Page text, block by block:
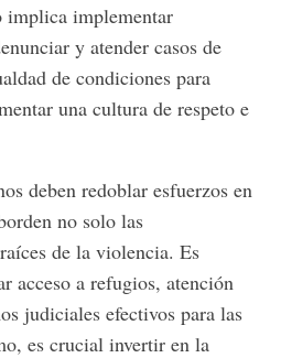
implica implementar
y atender casos de
de condiciones para
una cultura de respeto e
deben redoblar esfuerzos en
no solo las
de la violencia. Es
acceso a refugios, atención
judiciales efectivos para las
es crucial invertir en la